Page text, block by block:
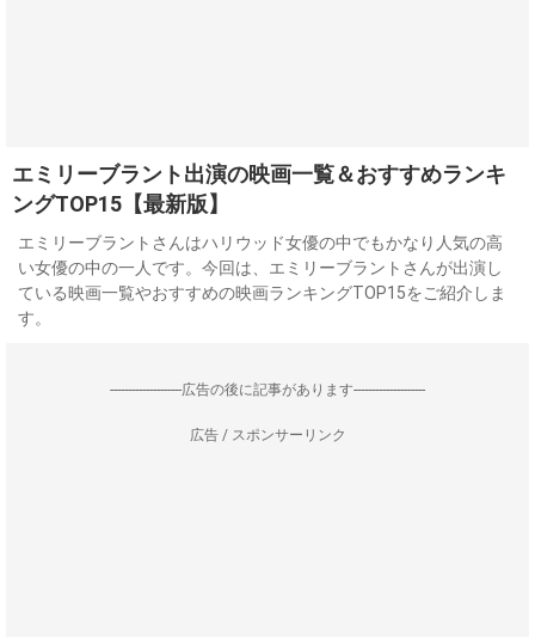
エミリーブラント出演の映画一覧＆おすすめランキ
ングTOP15【最新版】
エミリーブラントさんはハリウッド女優の中でもかなり人気の高
い女優の中の一人です。今回は、エミリーブラントさんが出演し
ている映画一覧やおすすめの映画ランキングTOP15をご紹介しま
す。
--------------------広告の後に記事があります--------------------
広告 / スポンサーリンク